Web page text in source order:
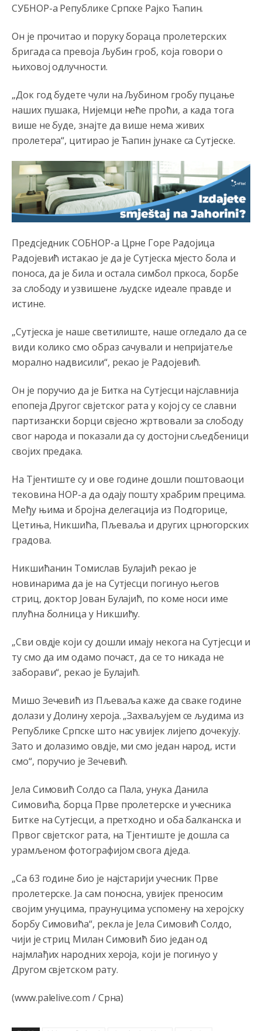
СУБНОР-а Републике Српске Рајко Ћапин.
Он је прочитао и поруку бораца пролетерских
бригада са превоја Љубин гроб, која говори о
њиховој одлучности.
„Док год будете чули на Љубином гробу пуцање
наших пушака, Нијемци неће проћи, а када тога
више не буде, знајте да више нема живих
пролетера“, цитирао је Ћапин јунаке са Сутјеске.
Предсједник СОБНОР-а Црне Горе Радојица
Радојевић истакао је да је Сутјеска мјесто бола и
поноса, да је била и остала симбол пркоса, борбе
за слободу и узвишене људске идеале правде и
истине.
„Сутјеска је наше светилиште, наше огледало да се
види колико смо образ сачували и непријатеље
морално надвисили“, рекао је Радојевић.
Он је поручио да је Битка на Сутјесци најславнија
епопеја Другог свјетског рата у којој су се славни
партизански борци свјесно жртвовали за слободу
свог народа и показали да су достојни сљедбеници
својих предака.
На Тјентиште су и ове године дошли поштовaоци
тековина НОР-а да одају пошту храбрим прецима.
Међу њима и бројна делегација из Подгорице,
Цетиња, Никшића, Пљеваља и других црногорских
градова.
Никшићанин Томислав Булајић рекао је
новинарима да је на Сутјесци погинуо његов
стриц, доктор Јован Булајић, по коме носи име
плућна болница у Никшићу.
„Сви овдје који су дошли имају некога на Сутјесци и
ту смо да им одамо почаст, да се то никада не
заборави“, рекао је Булајић.
Мишо Зечевић из Пљеваља каже да сваке године
долази у Долину хероја. „Захваљујем се људима из
Републике Српске што нас увијек лијепо дочекују.
Зато и долазимо овдје, ми смо један народ, исти
смо“, поручио је Зечевић.
Јела Симовић Солдо са Пала, унука Данила
Симовића, борца Прве пролетерске и учесника
Битке на Сутјесци, а претходно и оба балканска и
Првог свјетског рата, на Тјентиште је дошла са
урамљеном фотографијом свога дједа.
„Са 63 године био је најстарији учесник Прве
пролетерске. Ја сам поносна, увијек преносим
својим унуцима, праунуцима успомену на херојску
борбу Симовића“, рекла је Јела Симовић Солдо,
чији је стриц Милан Симовић био један од
најмлађих народних хероја, који је погинуо у
Другом свјетском рату.
(www.palelive.com / Срна)
Анонимно2806552 јуче 5:39
nije mujo turcin, mujo ue bendasr
Možete sebi umisliti da je i Kosovo dio Srbije al
nije...probajte ući bezpasosa.Tako irs.Umisli li ste da
ste nebeski narod
Анонимно2806773
6:56
Анонимно2806773 јуче 6:59
Затвара се и база Бондстил, у којој је лета 1999.
године било чак 7.000 војника.
Косово више није у моди, Амери се селе у Иран.
Анонимно2806773 јуче 7:05
Војска Србије се враћа на Косово и Метохију.
Анонимно2806721 јуче 7:23
Promjeni dilera
Vise je Republika SRPSKA drzava nego Kosovo. Sa
Kosova se Srbi mogu i lijecit i skolovat i glasat u Srbij. A
niko sa 23 posto federacije to ne moze u Republici
Srpskoj. Zato zivjela REPUBLIKA SRPSKA
Анонимно2807441
10:21
Анонимно2807447 јуче 10:21
Откуд онолико увече арапа по Палама са комплет
Анонимно2807441 јуче 10:22
накотило се
Анонимно2807447 јуче 10:24
Техеран и нинџе по Палама
Анонимно2806721 јуче 11:21
Kosovo je država a manji BH entitet pokrajina.Što se tiče
arapa po Palama i Jahorini,ostavljaju vam pare a vi se